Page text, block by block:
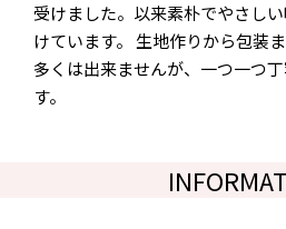
受けました。以来素朴でやさし
けています。 生地作りから包装
多くは出来ませんが、一つ一つ
す。